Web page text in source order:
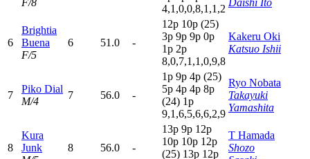
F/8
4,1,0,0,8,1,1,2
Daishi Ito
6
Brightia
Buena
F/5
6 51.0 -
12p 10p (25)
3p 9p 9p 0p
1p 2p
8,0,7,1,1,0,9,8
Kakeru Oki
Katsuo Ishii
7
Piko Dial
M/4
7 56.0 -
1p 9p 4p (25)
5p 4p 4p 8p
(24) 1p
9,1,6,5,6,6,2,9
Ryo Nobata
Takayuki
Yamashita
8
Kura
Junk
8 56.0 -
13p 9p 12p
10p 10p 12p
(25) 13p 12p
T Hamada
Shozo